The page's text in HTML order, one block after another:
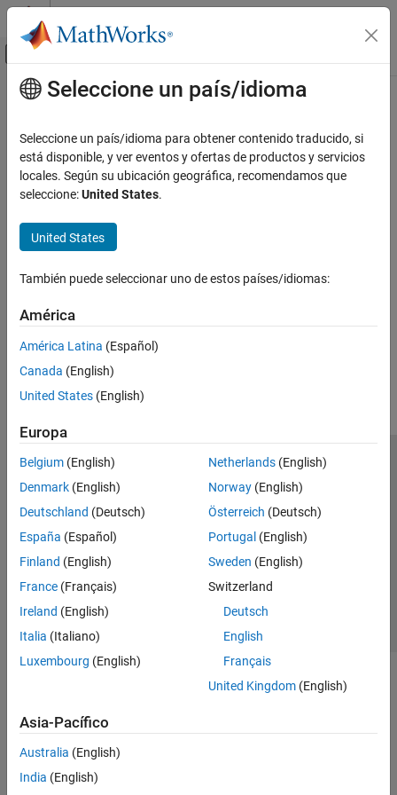
Saltar al contenido
Mostrar/ocultar menú de navegación
Inicio de Documentación
Contenido principal
How useful was this information?
Seleccione un país/idioma
Seleccione un país/idioma para obtener contenido traducido, si
está disponible, y ver eventos y ofertas de productos y servicios
locales. Según su ubicación geográfica, recomendamos que
seleccione:United States.
United States
También puede seleccionar uno de estos países/idiomas:
América
América Latina (Español)
Canada (English)
United States (English)
Europa
Belgium (English)
Denmark (English)
Deutschland (Deutsch)
España (Español)
Finland (English)
France (Français)
Ireland (English)
Italia (Italiano)
Luxembourg (English)
Netherlands(English)
Norway(English)
Österreich (Deutsch)
Portugal (English)
Sweden (English)
Switzerland
Deutsch
English
Français
United Kingdom(English)
Asia-Pacífico
Australia (English)
India (English)
Centro de confianza
Marcas comerciales
Política de privacidad
Antipiratería
Estado de las aplicaciones
Información de contacto
© 1994-2026 The MathWorks, Inc.